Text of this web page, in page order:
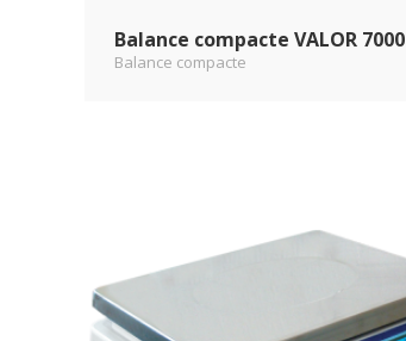
Balance compacte VALOR 7000
Balance compacte